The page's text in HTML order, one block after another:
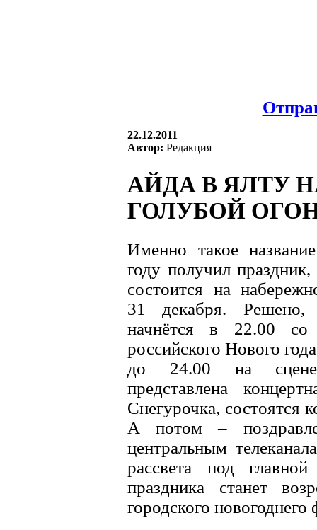
22.12.2011
Автор: Редакция
АЙДА В ЯЛТУ
ГОЛУБОЙ
Именно такое
году получил
состоится на
31 декабря.
начнётся в 22.00 со
российского Нового
до 24.00 на
представлена
Снегурочка, состоятся
А потом –
центральным
рассвета под
праздника станет
городского новогоднего